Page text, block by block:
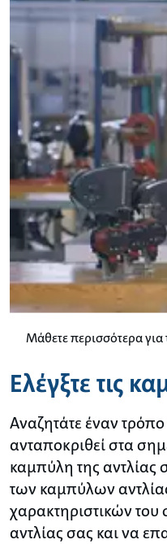
Μάθετε περισσότερα για
Ελέγξτε τις
Αναζητάτε έναν
ανταποκριθεί στα
καμπύλη της
των καμπύλων
χαρακτηριστικών
αντλίας σας και να